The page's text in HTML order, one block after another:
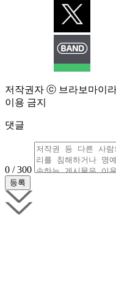
저작권자 ⓒ 브라보마이
이용 금지
댓글
0 / 300